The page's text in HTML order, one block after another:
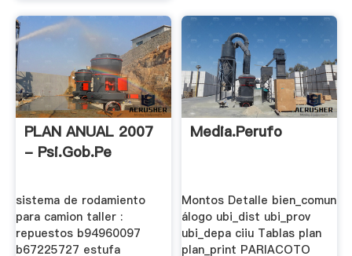
PLAN ANUAL 2007
- Psi.gob.pe
sistema de rodamiento
para camion taller :
repuestos b94960097
b67225727 estufa
Media.perufo
Montos Detalle bien_comun
álogo ubi_dist ubi_prov
ubi_depa ciiu Tablas plan
plan_print PARIACOTO